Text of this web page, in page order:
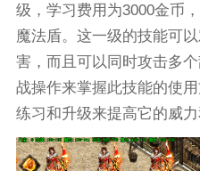
级，学习费用为3000金币
魔法盾。这一级的技能可
害，而且可以同时攻击多
战操作来掌握此技能的使
练习和升级来提高它的威力